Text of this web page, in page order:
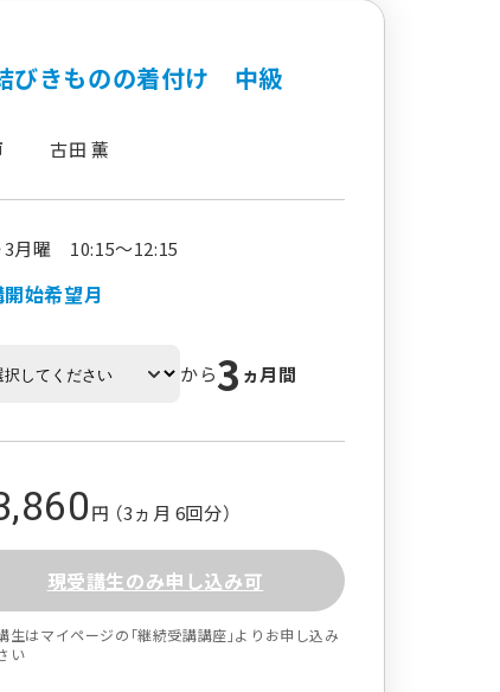
びきものの着付け 中級
古田 薫
3月曜 10:15～12:15
始希望月
から3 ヵ月間
円 （3ヵ月 6回分）
現受講生のみ申し込み可
生はマイページの｢継続受講講座｣よりお申し込み
い